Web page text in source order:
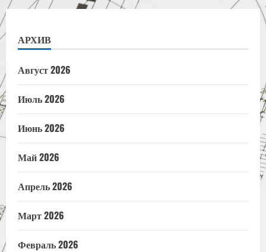
АРХИВ
Август 2026
Июль 2026
Июнь 2026
Май 2026
Апрель 2026
Март 2026
Февраль 2026